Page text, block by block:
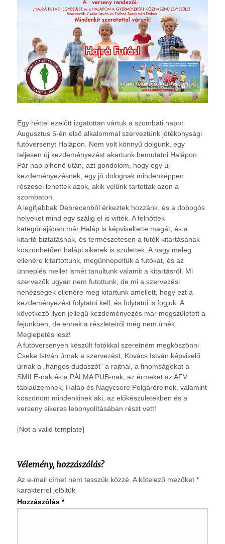
Egy héttel ezelőtt izgatottan vártuk a szombati napot.
Augusztus 5-én első alkalommal szerveztünk jótékonysági
futóversenyt Halápon. Nem volt könnyű dolgunk, egy
teljesen új kezdeményezést akartunk bemutatni Halápon.
Pár nap pihenő után, azt gondolom, hogy egy új
kezdeményezésnek, egy jó dolognak mindenképpen
részesei lehettek azok, akik velünk tartottak azon a
szombaton.
A legifjabbak Debrecenből érkeztek hozzánk, és a dobogós
helyeket mind egy szálig el is vitték. A felnőttek
kategóriájában már Haláp is képviseltette magát, és a
kitartó biztatásnak, és természetesen a futók kitartásának
köszönhetően halápi sikerek is születtek. A nagy meleg
ellenére kitartottunk, megünnepeltük a futókat, és az
ünneplés mellet ismét tanultunk valamit a kitartásról. Mi
szervezők ugyan nem futottunk, de mi a szervezési
nehézségek ellenére meg kitartunk amellett, hogy ezt a
kezdeményezést folytatni kell, és folytatni is fogjuk. A
következő ilyen jellegű kezdeményezés már megszületett a
fejünkben, de ennek a részleteiről még nem írnék.
Meglepetés lesz!
A futóversenyen készült fotókkal szeretném megköszönni
Cseke István úrnak a szervezést, Kovács István képviselő
úrnak a „hangos dudaszót” a rajtnál, a finomságokat a
SMILE-nak és a PÁLMA PUB-nak, az érmeket az AFV
táblaüzemnek, Haláp és Nagycsere Polgárőreinek, valamint
köszönöm mindenkinek aki, az előkészületekben és a
verseny sikeres lebonyolításában részt vett!
[Not a valid template]
Vélemény, hozzászólás?
Az e-mail címet nem tesszük közzé. A kötelező mezőket *
karakterrel jelöltük
Hozzászólás *